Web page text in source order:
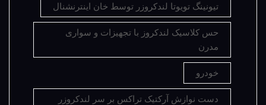
تیونینگ تویوتا لندکروزر توسط خان اینترنشنال
حس کلاسیک لندکروز با تجهیزات و سواری
مدرن
خودرو
دست نوازش آرکتیک تراکس بر سر لندکروزر